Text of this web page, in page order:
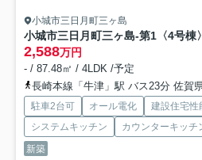
小城市三日月町三ヶ島
小城市三日月町三ヶ島-第1 〈4号棟〉
2,588万円
- / 87.48㎡ / 4LDK /予定
長崎本線「牛津」駅 バス23分 佐賀県
駐車2台可 オール電化 建設住宅性
システムキッチン
カウンターキッチ
新築